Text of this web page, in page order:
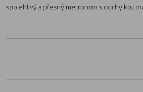
spolehlivý a přesný metronom s odchylkou